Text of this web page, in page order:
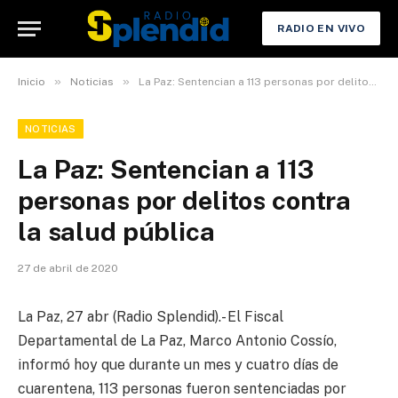
RADIO EN VIVO
Inicio » Noticias » La Paz: Sentencian a 113 personas por delitos contra la salud pública
NOTICIAS
La Paz: Sentencian a 113
personas por delitos contra
la salud pública
27 de abril de 2020
La Paz, 27 abr (Radio Splendid).- El Fiscal
Departamental de La Paz, Marco Antonio Cossío,
informó hoy que durante un mes y cuatro días de
cuarentena, 113 personas fueron sentenciadas por